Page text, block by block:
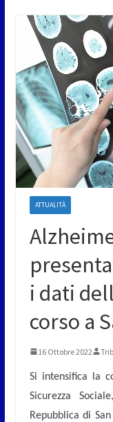
ATTUALITÀ
i dati
corso a
16 Ottobre 2022
Si intensifica la
Sicurezza
Repubblica di